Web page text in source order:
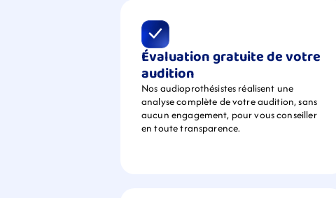
Évaluation gratuite de votre
audition
Nos audioprothésistes réalisent une
analyse complète de votre audition, sans
aucun engagement, pour vous conseiller
en toute transparence.